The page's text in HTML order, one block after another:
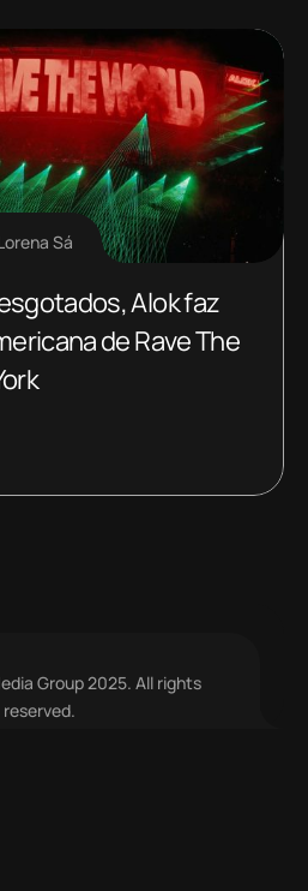
Sá
Alok faz
de Rave The
Group 2025. All rights
reserved.